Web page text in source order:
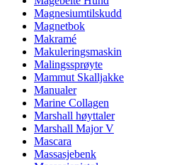
Magnesiumtilskudd
Magnetbok
Makramé
Makuleringsmaskin
Malingssprøyte
Mammut Skalljakke
Manualer
Marine Collagen
Marshall høyttaler
Marshall Major V
Mascara
Massasjebenk